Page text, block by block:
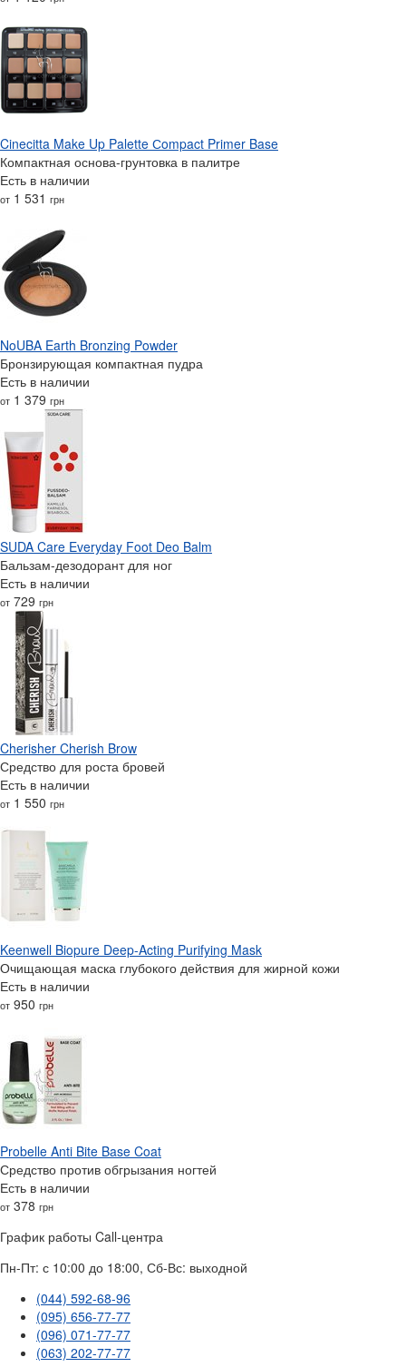
Cinecitta Make Up Palette Сompact Primer Base
Компактная основа-грунтовка в палитре
Есть в наличии
от 1 531 грн
NoUBA Earth Bronzing Powder
Бронзирующая компактная пудра
Есть в наличии
от 1 379 грн
SUDA Care Everyday Foot Deo Balm
Бальзам-дезодорант для ног
Есть в наличии
от 729 грн
Cherisher Cherish Brow
Средство для роста бровей
Есть в наличии
от 1 550 грн
Keenwell Biopure Deep-Acting Purifying Mask
Очищающая маска глубокого действия для жирной кожи
Есть в наличии
от 950 грн
Probelle Anti Bite Base Coat
Средство против обгрызания ногтей
Есть в наличии
от 378 грн
График работы Call-центра
Пн-Пт: с 10:00 до 18:00, Сб-Вс: выходной
(044) 592-68-96
(095) 656-77-77
(096) 071-77-77
(063) 202-77-77